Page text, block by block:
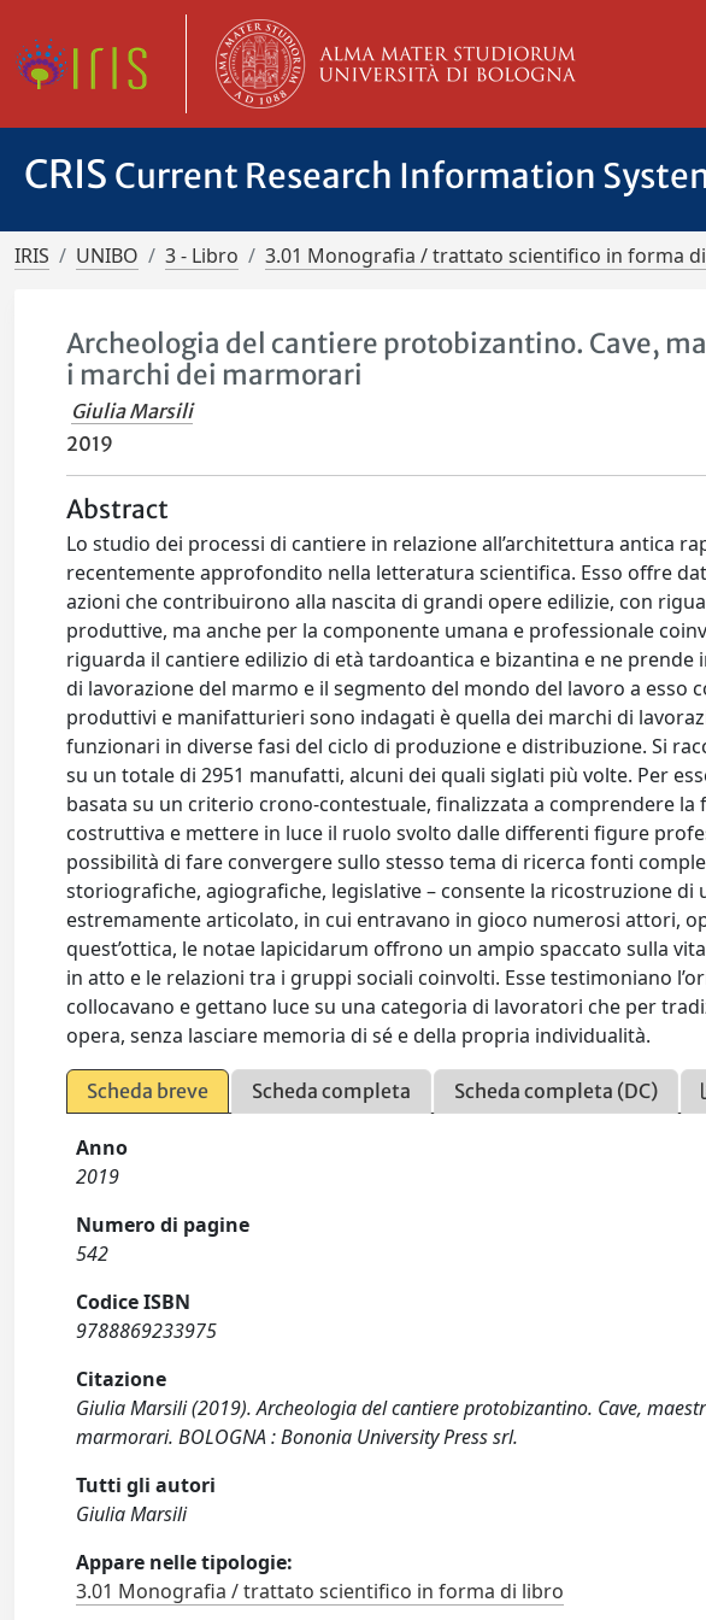
CRIS Current Research Information
IRIS UNIBO 3 - Libro 3.01 Monografia / trattato scientifico in forma
Archeologia del cantiere protobizantino. Cave,
i marchi dei marmorari
Giulia Marsili
2019
Abstract
Lo studio dei processi di cantiere in relazione all’architettura antica
recentemente approfondito nella letteratura scientifica. Esso offre
azioni che contribuirono alla nascita di grandi opere edilizie, con
produttive, ma anche per la componente umana e professionale
riguarda il cantiere edilizio di età tardoantica e bizantina e ne
di lavorazione del marmo e il segmento del mondo del lavoro a esso
produttivi e manifatturieri sono indagati è quella dei marchi di
funzionari in diverse fasi del ciclo di produzione e distribuzione. Si
su un totale di 2951 manufatti, alcuni dei quali siglati più volte. Per
basata su un criterio crono-contestuale, finalizzata a comprendere la
costruttiva e mettere in luce il ruolo svolto dalle differenti figure
possibilità di fare convergere sullo stesso tema di ricerca fonti
storiografiche, agiografiche, legislative – consente la ricostruzione
estremamente articolato, in cui entravano in gioco numerosi attori,
quest’ottica, le notae lapicidarum offrono un ampio spaccato sulla
in atto e le relazioni tra i gruppi sociali coinvolti. Esse testimoniano
collocavano e gettano luce su una categoria di lavoratori che per
opera, senza lasciare memoria di sé e della propria individualità.
Scheda breve Scheda completa Scheda completa (DC)
Anno
2019
Numero di pagine
542
Codice ISBN
9788869233975
Citazione
Giulia Marsili (2019). Archeologia del cantiere protobizantino. Cave,
marmorari. BOLOGNA : Bononia University Press srl.
Tutti gli autori
Giulia Marsili
Appare nelle tipologie:
3.01 Monografia / trattato scientifico in forma di libro